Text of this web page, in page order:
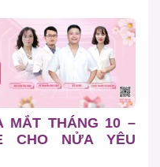
MẮT THÁNG 10 –
CHO NỬA YÊU